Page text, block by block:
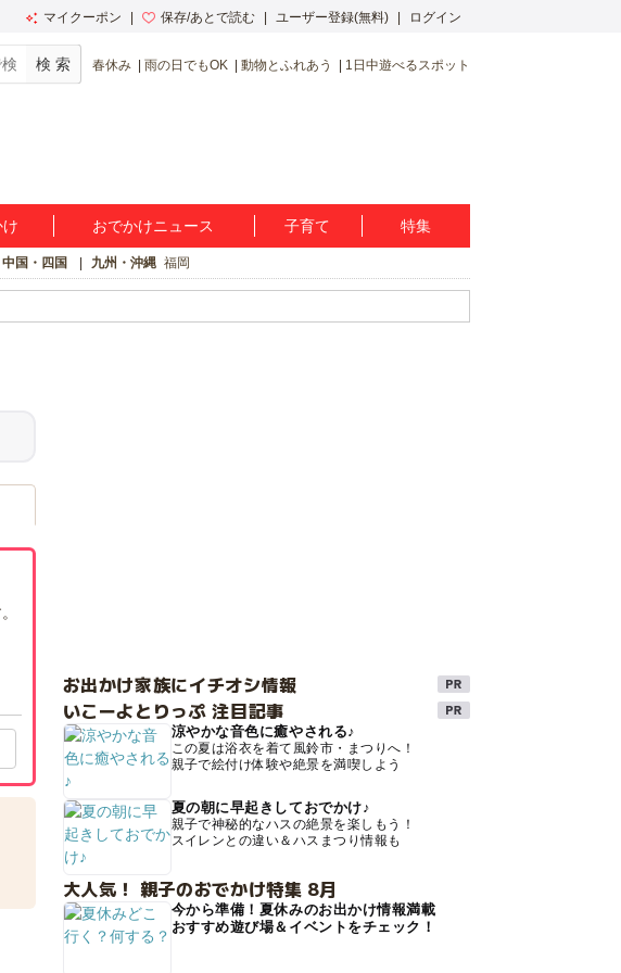
マイクーポン 保存/あとで読む ユーザー登録(無料) ログイン
春休み 雨の日でもOK 動物とふれあう 1日中遊べるスポット
おでかけニュース 子育て 特集
中国・四国 九州・沖縄 福岡
お出かけ家族にイチオシ情報
いこーよとりっぷ 注目記事
涼やかな音色に癒やされる♪
この夏は浴衣を着て風鈴市・まつりへ！
親子で絵付け体験や絶景を満喫しよう
夏の朝に早起きしておでかけ♪
親子で神秘的なハスの絶景を楽しもう！
スイレンとの違い＆ハスまつり情報も
大人気！ 親子のおでかけ特集 8月
今から準備！夏休みのお出かけ情報満載
おすすめ遊び場＆イベントをチェック！